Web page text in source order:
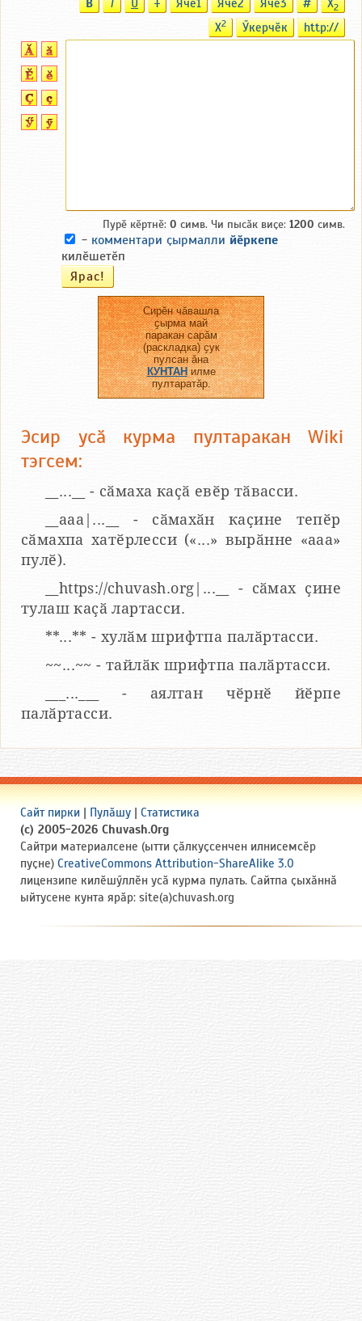
B T U T Ячӗ1 Ячӗ2 Ячӗ3 # X2
X2 Ӳкерчӗк http://
Пурӗ кӗртнӗ: 0 симв. Чи пысӑк виҫе: 1200 симв.
- комментари ҫырмалли йӗркепе
килӗшетӗп
Сирӗн чӑвашла
ҫырма май
паракан сарӑм
(раскладка) ҫук
пулсан ӑна
КУНТАНилме
пултаратӑр.
Эсир усӑ курма пултаракан Wiki
тэгсем:
__...__ - сӑмаха каҫӑ евӗр тӑвасси.
__aaa|...__ - сӑмахӑн каҫине тепӗр
сӑмахпа хатӗрлесси («...» вырӑнне «ааа»
пулӗ).
__https://chuvash.org|...__ - сӑмах ҫине
тулаш каҫӑ лартасси.
**...** - хулӑм шрифтпа палӑртасси.
~~...~~ - тайлӑк шрифтпа палӑртасси.
___...___ - аялтан чӗрнӗ йӗрпе
палӑртасси.
Сайт пирки | Пулӑшу | Статистика
(c) 2005-2026 Chuvash.Org
Сайтри материалсене (ытти ҫӑлкуҫсенчен илнисемсӗр
пуҫне) CreativeCommons Attribution-ShareAlike 3.0
лицензипе килӗшӳллӗн усӑ курма пулать. Сайтпа ҫыхӑннӑ
ыйтусене кунта ярӑр: site(a)chuvash.org